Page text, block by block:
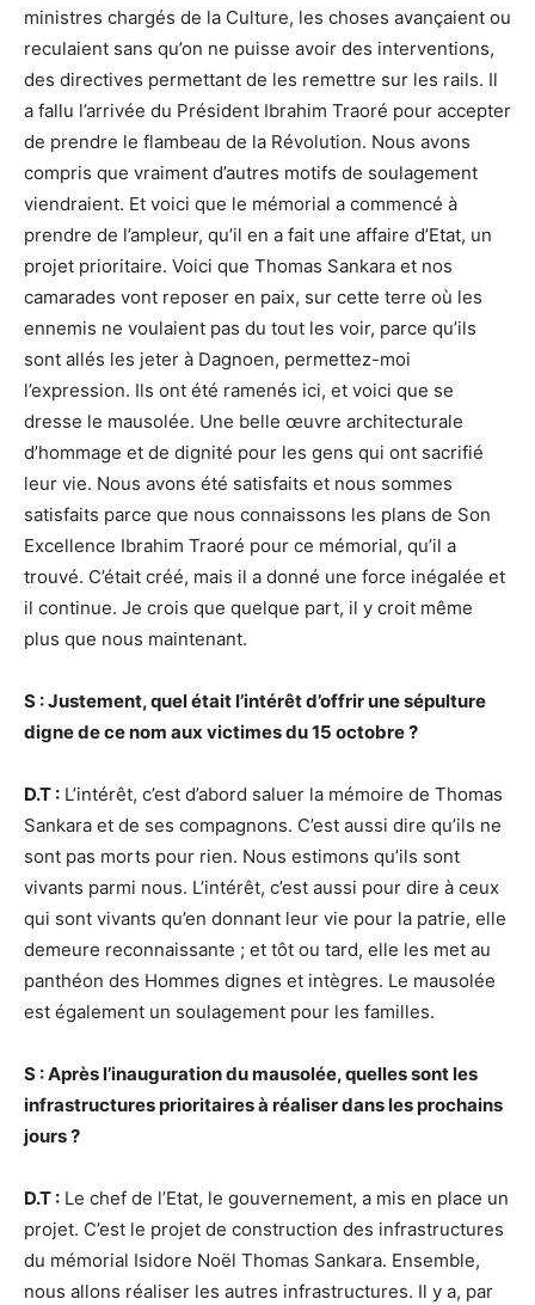
ministres chargés de la Culture, les choses avançaient ou
reculaient sans qu’on ne puisse avoir des interventions,
des directives permettant de les remettre sur les rails. Il
a fallu l’arrivée du Président Ibrahim Traoré pour accepter
de prendre le flambeau de la Révolution. Nous avons
compris que vraiment d’autres motifs de soulagement
viendraient. Et voici que le mémorial a commencé à
prendre de l’ampleur, qu’il en a fait une affaire d’Etat, un
projet prioritaire. Voici que Thomas Sankara et nos
camarades vont reposer en paix, sur cette terre où les
ennemis ne voulaient pas du tout les voir, parce qu’ils
sont allés les jeter à Dagnoen, permettez-moi
l’expression. Ils ont été ramenés ici, et voici que se
dresse le mausolée. Une belle œuvre architecturale
d’hommage et de dignité pour les gens qui ont sacrifié
leur vie. Nous avons été satisfaits et nous sommes
satisfaits parce que nous connaissons les plans de Son
Excellence Ibrahim Traoré pour ce mémorial, qu’il a
trouvé. C’était créé, mais il a donné une force inégalée et
il continue. Je crois que quelque part, il y croit même
plus que nous maintenant.
S : Justement, quel était l’intérêt d’offrir une sépulture
digne de ce nom aux victimes du 15 octobre ?
D.T : L’intérêt, c’est d’abord saluer la mémoire de Thomas
Sankara et de ses compagnons. C’est aussi dire qu’ils ne
sont pas morts pour rien. Nous estimons qu’ils sont
vivants parmi nous. L’intérêt, c’est aussi pour dire à ceux
qui sont vivants qu’en donnant leur vie pour la patrie, elle
demeure reconnaissante ; et tôt ou tard, elle les met au
panthéon des Hommes dignes et intègres. Le mausolée
est également un soulagement pour les familles.
S : Après l’inauguration du mausolée, quelles sont les
infrastructures prioritaires à réaliser dans les prochains
jours ?
D.T : Le chef de l’Etat, le gouvernement, a mis en place un
projet. C’est le projet de construction des infrastructures
du mémorial Isidore Noël Thomas Sankara. Ensemble,
nous allons réaliser les autres infrastructures. Il y a, par